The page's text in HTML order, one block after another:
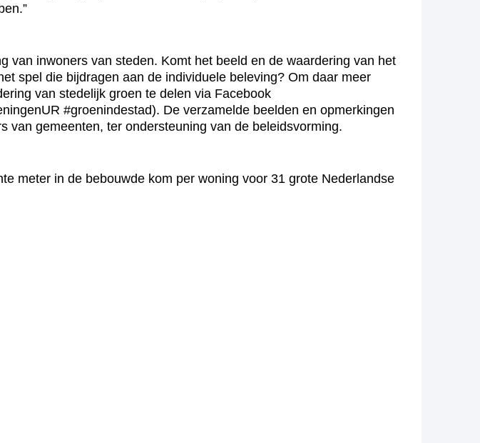
van inwoners van steden. Komt het beeld en de waardering van het
spel die bijdragen aan de individuele beleving? Om daar meer
van stedelijk groen te delen via Facebook
#groenindestad). De verzamelde beelden en opmerkingen
van gemeenten, ter ondersteuning van de beleidsvorming.
meter in de bebouwde kom per woning voor 31 grote Nederlandse